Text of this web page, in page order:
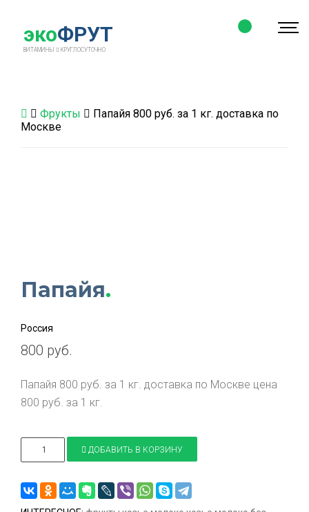
экоФРУТ
ВИТАМИНЫ КРУГЛОСУТОЧНО
Фрукты
Папайя 800 руб. за 1 кг. доставка по
Москве
Папайя.
Россия
800 руб.
Папайя 800 руб. за 1 кг. доставка по Москве цена
800 руб. за 1 кг.
ДОБАВИТЬ В КОРЗИНУ